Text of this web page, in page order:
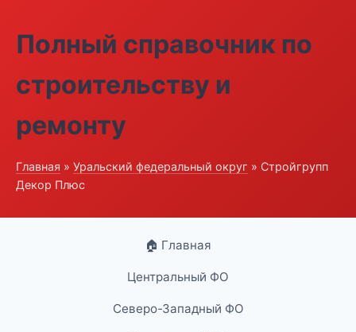
Полный справочник по
строительству и
ремонту
Главная » Уральский федеральный округ » Стройгрупп
Декор Плюс
🏠 Главная
Центральный ФО
Северо-Западный ФО